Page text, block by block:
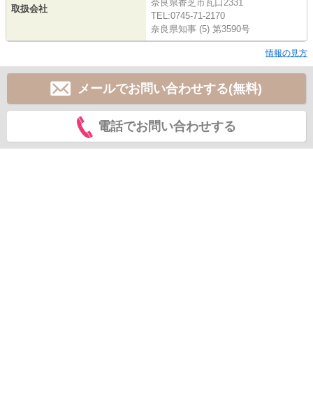
取扱会社
奈良県香芝市瓦口2331
TEL:0745-71-2170
奈良県知事 (5) 第3590号
情報の見方
メールでお問い合わせする(無料)
電話でお問い合わせする